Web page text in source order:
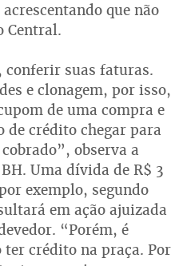
que não
Central.
conferir suas faturas.
e clonagem, por isso,
de uma compra e
de crédito chegar para
observa a
Uma dívida de R$ 3
exemplo, segundo
em ação ajuizada
“Porém, é
crédito na praça. Por